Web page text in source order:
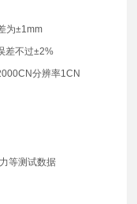
为±1mm
差不过±2%
分辨率1CN
等测试数据